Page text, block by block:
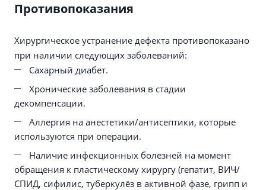
Противопоказания
Хирургическое устранение дефекта противопоказано
при наличии следующих заболеваний:
Сахарный диабет.
Хронические заболевания в стадии
декомпенсации.
Аллергия на анестетики/антисептики, которые
используются при операции.
Наличие инфекционных болезней на момент
обращения к пластическому хирургу (гепатит, ВИЧ/
СПИД, сифилис, туберкулёз в активной фазе, грипп и